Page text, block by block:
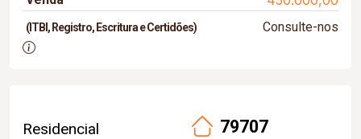
(ITBI, Registro, Escritura e Certidões) Consulte-nos
Residencial 79707